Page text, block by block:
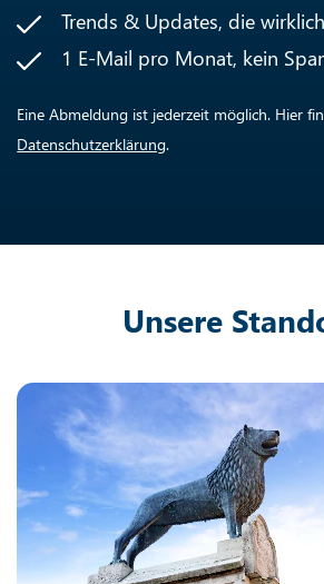
Newsletter-
und aktuelle Insights – direkt aus
aktuelle Entwicklungen im
Trends & Updates, die wirklich
1 E-Mail pro Monat, kein
Eine Abmeldung ist jederzeit möglich. Hier
Datenschutzerklärung.